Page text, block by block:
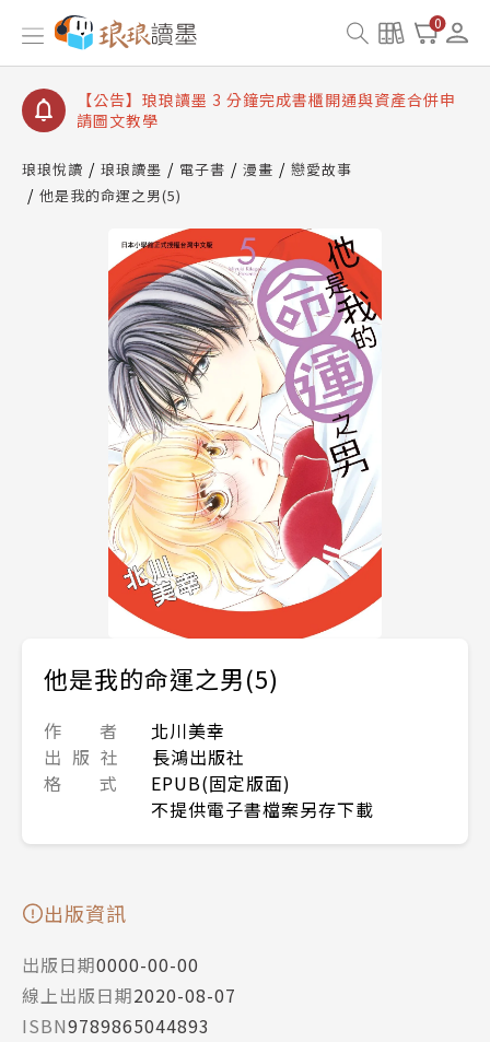
0
【公告】琅琅讀墨數位閱讀資產合併與書櫃開通申請
【公告】琅琅讀墨書櫃開通常見問題
【公告】琅琅讀墨 3 分鐘完成書櫃開通與資產合併申
請圖文教學
查詢
【公告】琅琅讀墨數位閱讀資產合併與書櫃開通申請
琅琅悅讀 琅琅讀墨 電子書 漫畫
戀愛故事
他是我的命運之男(5)
他是我的命運之男(5)
作 者
北川美幸
出 版 社
長鴻出版社
格 式
EPUB(固定版面)
不提供電子書檔案另存下載
出版資訊
出版日期0000-00-00
線上出版日期2020-08-07
ISBN9789865044893